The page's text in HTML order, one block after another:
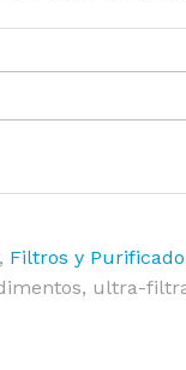
, Filtros y
, ultra-